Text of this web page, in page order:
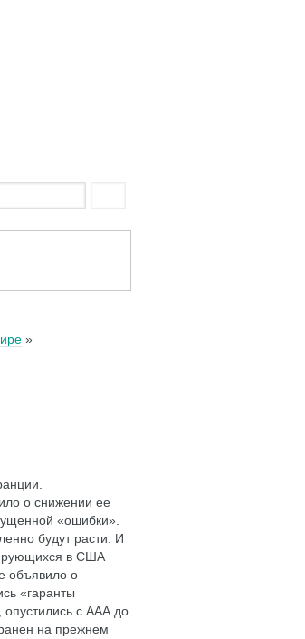
о снижении ее
«ошибки».
будут расти. И
в США
объявило о
«гаранты
опустились с ААА до
на прежнем